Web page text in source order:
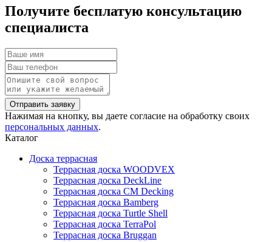
Получите бесплатую консультацию
специалиста
Нажимая на кнопку, вы даете согласие на обработку своих
персональных данных.
Каталог
Доска террасная
Террасная доска WOODVEX
Террасная доска DeckLine
Террасная доска CM Decking
Террасная доска Bamberg
Террасная доска Turtle Shell
Террасная доска TerraPol
Террасная доска Bruggan